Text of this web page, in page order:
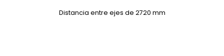
Distancia entre ejes de 2720 mm